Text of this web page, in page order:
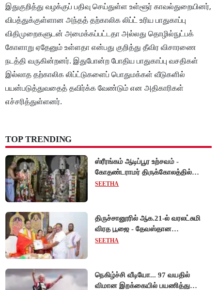
இதுகுறித்து வழக்குப் பதிவு செய்துள்ள உள்ளூர் காவல்துறையினர்,
விபத்துக்குள்ளான அந்தத் தற்காலிக லிப்ட் உரிய பாதுகாப்பு
விதிமுறைகளுடன் அமைக்கப்பட்டதா அல்லது தொழில்நுட்பக்
கோளாறு ஏதேனும் உள்ளதா என்பது குறித்து தீவிர விசாரணை
நடத்தி வருகின்றனர். இதுபோன்ற போதிய பாதுகாப்பு வசதிகள்
இல்லாத தற்காலிக லிப்ட்டுகளைப் பொதுமக்கள் வீடுகளில்
பயன்படுத்துவதைத் தவிர்க்க வேண்டும் என அதிகாரிகள்
எச்சரித்துள்ளனர்.
TOP TRENDING
ஸ்ரீரங்கம் ஆடிப்பூர உற்சவம் -
கோதண்டராமர் திருக்கோலத்தில்
ஆண்டாள் நாச்சியார்!
SEETHA
திருச்சானூரில் ஆக.21-ல் வரலட்சுமி
விரத பூஜை - தேவஸ்தான
அறங்காவலர் குழு தலைவருக்கு
SEETHA
நெகிழ்ச்சி வீடியோ... 97 வயதில்
விமான இறக்கையில் பயணித்து